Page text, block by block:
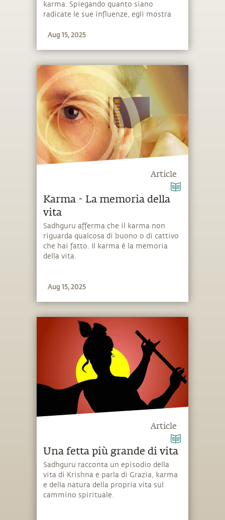
karma. Spiegando quanto siano
radicate le sue influenze, egli mostra
complessa struttura.
Aug 15, 2025
Article
Karma - La memoria della
vita
Sadhguru afferma che il karma non
riguarda qualcosa di buono o di cattivo
che hai fatto. Il karma è la memoria
della vita.
Aug 15, 2025
Article
Una fetta più grande di vita
Sadhguru racconta un episodio della
vita di Krishna e parla di Grazia, karma
e della natura della propria vita sul
cammino spirituale.